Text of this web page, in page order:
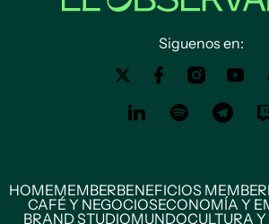
Siguenos en:
HOMEMEMBERBENEFICIOS MEMBER
CAFÉ Y NEGOCIOSECONOMÍA Y
BRAND STUDIOMUNDOCULTURA